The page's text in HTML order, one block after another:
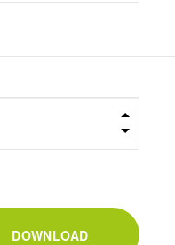
DOWNLOAD